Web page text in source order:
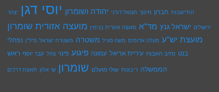
התיישבות חברון חינוך חננאל דורני יהודה ושומרון יוסי דגן יצהר
ירושלים ישראל גנץ מד"א מועצה אזורית בנימין מועצה אזורית שומרון
מועצת יש''ע מעלה אדומים משה סוויל משטרה משטרת ישראל נדל''ן נפתלי
בנט נתיב האבות עיריית אריאל עמונה פיגוע פינוי צהל קבר יוסף ראש
הממשלה ריבונות שולי מועלם שומרון שי אלון תאונת דרכים